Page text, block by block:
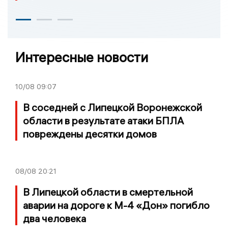
Интересные новости
10/08 09:07
В соседней с Липецкой Воронежской
области в результате атаки БПЛА
повреждены десятки домов
08/08 20:21
В Липецкой области в смертельной
аварии на дороге к М-4 «Дон» погибло
два человека